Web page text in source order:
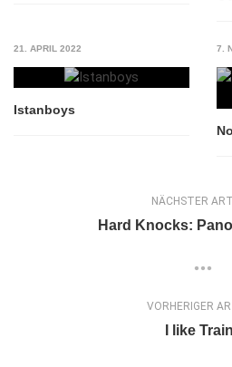
21. APRIL 2022
Istanboys
7.
NÄCHSTER
Hard Knocks:
VORHERIGER
I like